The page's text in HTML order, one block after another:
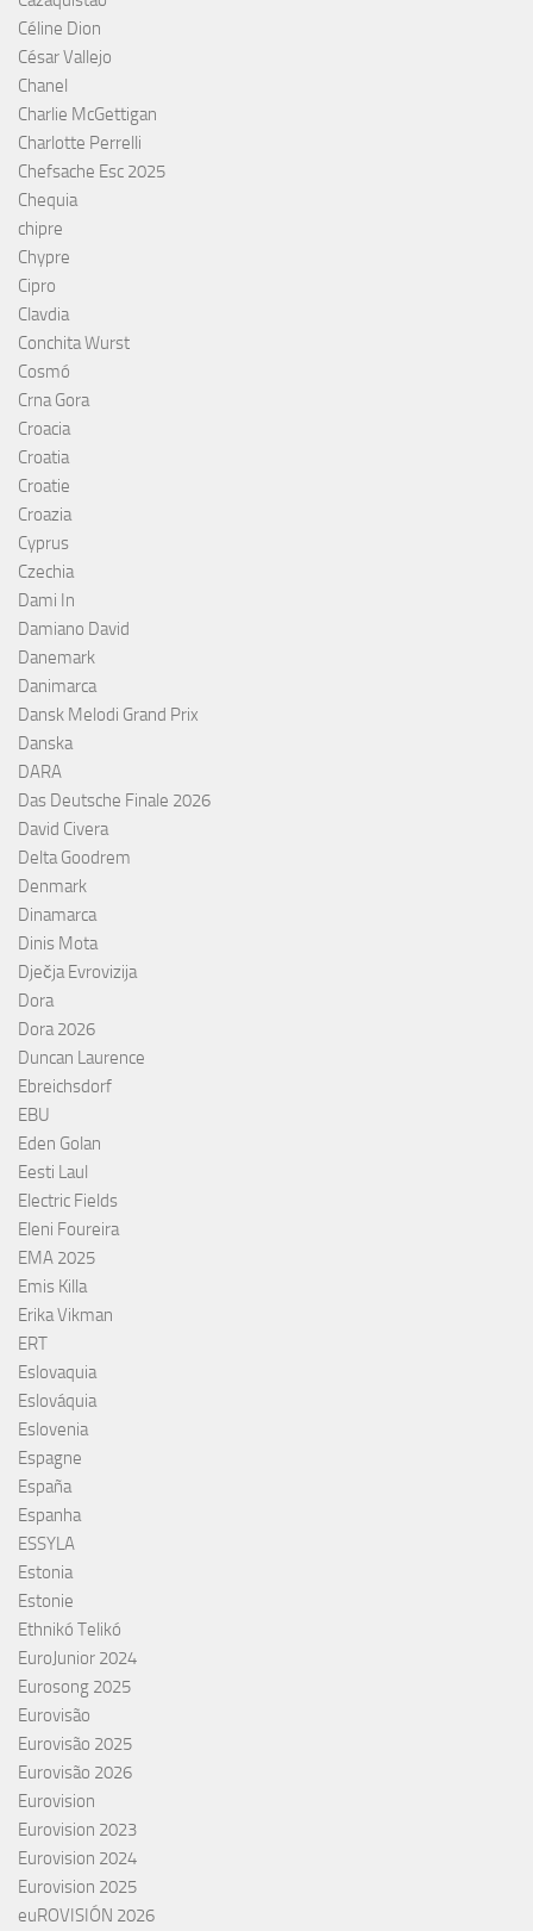
Céline Dion
César Vallejo
Chanel
Charlie McGettigan
Charlotte Perrelli
Chefsache Esc 2025
Chequia
chipre
Chypre
Cipro
Clavdia
Conchita Wurst
Cosmó
Crna Gora
Croacia
Croatia
Croatie
Croazia
Cyprus
Czechia
Dami In
Damiano David
Danemark
Danimarca
Dansk Melodi Grand Prix
Danska
DARA
Das Deutsche Finale 2026
David Civera
Delta Goodrem
Denmark
Dinamarca
Dinis Mota
Dječja Evrovizija
Dora
Dora 2026
Duncan Laurence
Ebreichsdorf
EBU
Eden Golan
Eesti Laul
Electric Fields
Eleni Foureira
EMA 2025
Emis Killa
Erika Vikman
ERT
Eslovaquia
Eslováquia
Eslovenia
Espagne
España
Espanha
ESSYLA
Estonia
Estonie
Ethnikó Telikó
EuroJunior 2024
Eurosong 2025
Eurovisão
Eurovisão 2025
Eurovisão 2026
Eurovision
Eurovision 2023
Eurovision 2024
Eurovision 2025
euROVISIÓN 2026